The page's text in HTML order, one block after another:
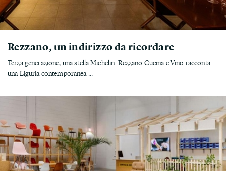
Rezzano, un indirizzo da ricordare
Terza generazione, una stella Michelin: Rezzano Cucina e Vino racconta
una Liguria contemporanea ...